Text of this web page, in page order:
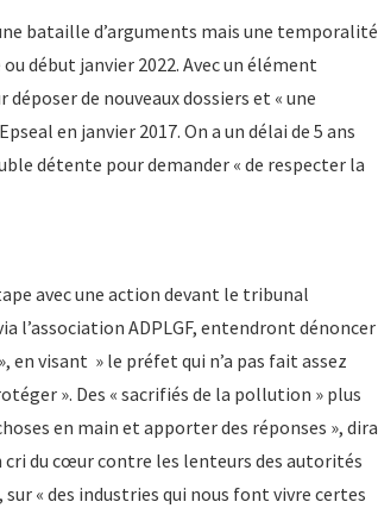
bataille d’arguments mais une temporalité
début janvier 2022. Avec un élément
de nouveaux dossiers et « une
en janvier 2017. On a un délai de 5 ans
détente pour demander « de respecter la
avec une action devant le tribunal
ADPLGF, entendront dénoncer
en visant » le préfet qui n’a pas fait assez
». Des « sacrifiés de la pollution » plus
en main et apporter des réponses », dira
cri du cœur contre les lenteurs des autorités
« des industries qui nous font vivre certes